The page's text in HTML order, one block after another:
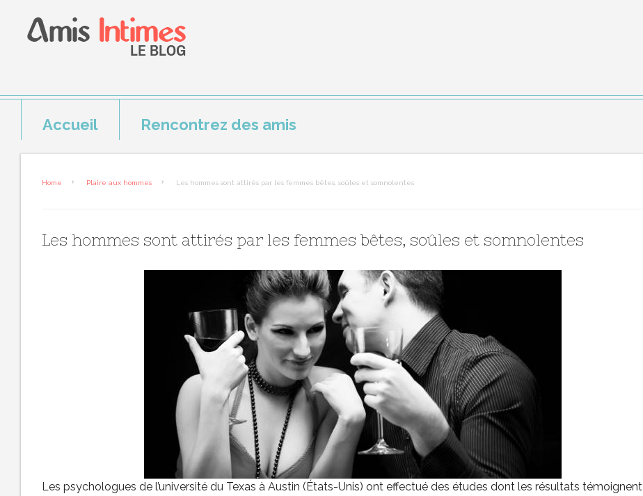
Accueil Rencontrez des amis
Home Plaire aux hommes Les hommes sont attirés par les femmes bêtes, soûles et somnolentes
Les hommes sont attirés par les femmes bêtes, soûles et somnolentes
Les psychologues de l’université du Texas à Austin (États-Unis) ont effectué des études dont les résultats témoignent